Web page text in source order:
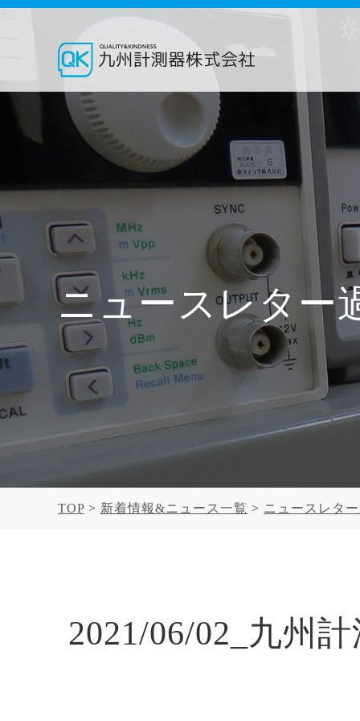
ニュースレター
TOP 新着情報&ニュース一覧 ニュースレタ
2021/06/02_九州